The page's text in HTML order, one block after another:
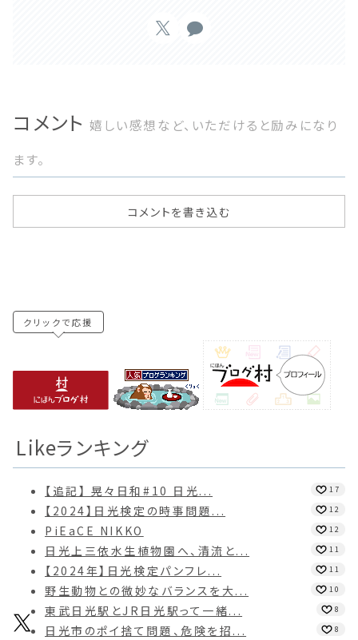
コメント 嬉しい感想など、いただけると励みになり
ます。
コメントを書き込む
クリックで応援
Likeランキング
【追記】 晃々日和#10 日光... 17
【2024】日光検定の時事問題... 12
PiEaCE NIKKO 12
日光上三依水生植物園へ、清流と... 11
【2024年】日光検定パンフレ... 11
野生動物との微妙なバランスを大... 10
東武日光駅とJR日光駅って一緒... 8
日光市のポイ捨て問題、危険を招... 8